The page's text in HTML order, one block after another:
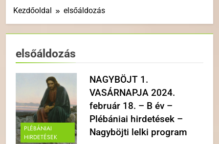
Kezdőoldal elsőáldozás
elsőáldozás
PLÉBÁNIAI
HIRDETÉSEK
NAGYBÖJT 1.
VASÁRNAPJA 2024.
február 18. – B év –
Plébániai hirdetések –
Nagyböjti lelki program